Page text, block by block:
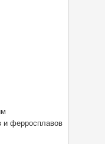
и ферросплавов